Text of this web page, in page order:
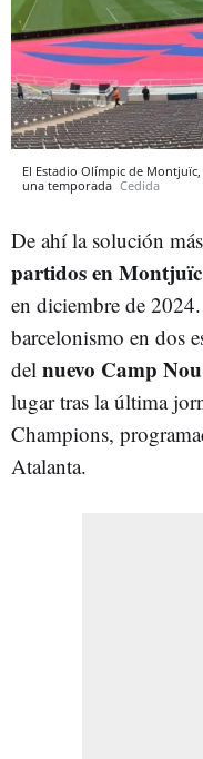
El Estadio Olímpic de
una temporada Cedida
De ahí la solución
partidos en Montjuïc
en diciembre de
barcelonismo en dos
del nuevo Camp
lugar tras la última
Champions,
Atalanta.